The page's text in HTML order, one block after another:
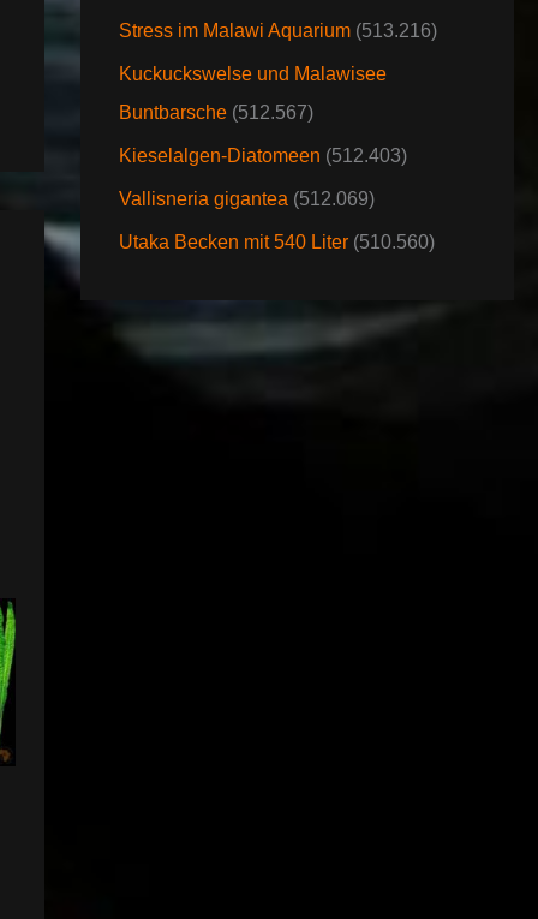
Stress im Malawi Aquarium (513.216)
Kuckuckswelse und Malawisee
Buntbarsche (512.567)
Kieselalgen-Diatomeen (512.403)
Vallisneria gigantea (512.069)
Utaka Becken mit 540 Liter (510.560)